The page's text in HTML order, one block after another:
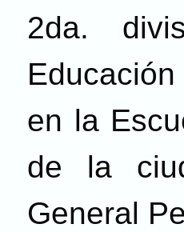
2da.
en la
de la
General